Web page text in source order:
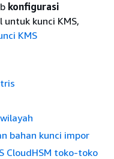
konfigurasi
kunci KMS,
KMS
bahan kunci impor
CloudHSM toko-toko